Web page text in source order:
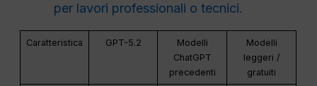
per lavori professionali o tecnici.
Caratteristica GPT-5.2
Modelli
ChatGPT
precedenti
Modelli
leggeri /
gratuiti